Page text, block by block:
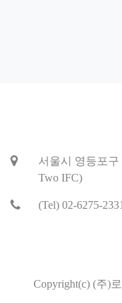
서울시 영등포구
Two IFC)
(Tel) 02-6275-
Copyright(c) (주)